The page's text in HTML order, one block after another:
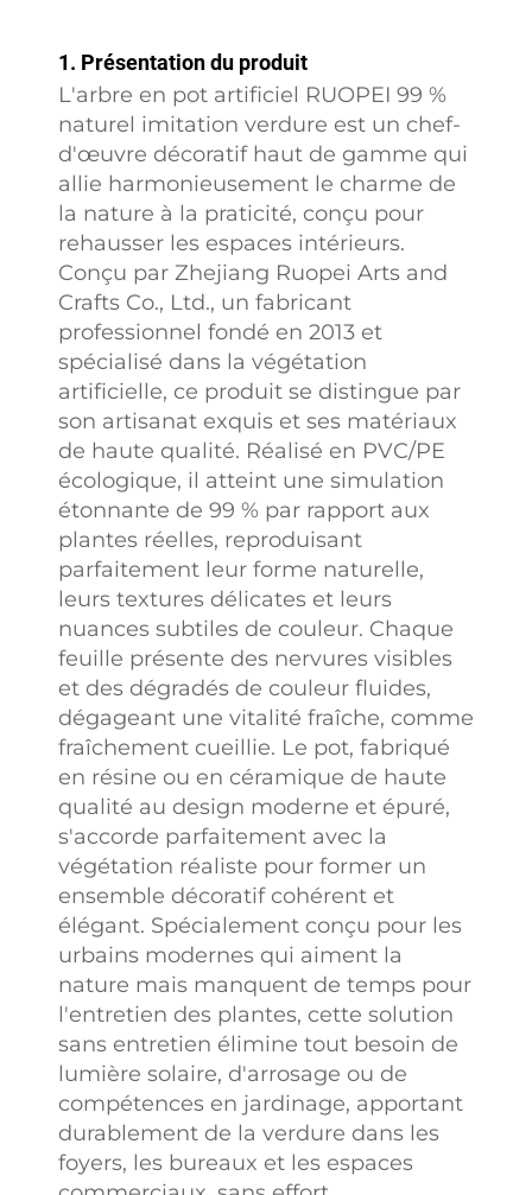
1. Présentation du produit
L'arbre en pot artificiel RUOPEI 99 %
naturel imitation verdure est un chef-
d'œuvre décoratif haut de gamme qui
allie harmonieusement le charme de
la nature à la praticité, conçu pour
rehausser les espaces intérieurs.
Conçu par Zhejiang Ruopei Arts and
Crafts Co., Ltd., un fabricant
professionnel fondé en 2013 et
spécialisé dans la végétation
artificielle, ce produit se distingue par
son artisanat exquis et ses matériaux
de haute qualité. Réalisé en PVC/PE
écologique, il atteint une simulation
étonnante de 99 % par rapport aux
plantes réelles, reproduisant
parfaitement leur forme naturelle,
leurs textures délicates et leurs
nuances subtiles de couleur. Chaque
feuille présente des nervures visibles
et des dégradés de couleur fluides,
dégageant une vitalité fraîche, comme
fraîchement cueillie. Le pot, fabriqué
en résine ou en céramique de haute
qualité au design moderne et épuré,
s'accorde parfaitement avec la
végétation réaliste pour former un
ensemble décoratif cohérent et
élégant. Spécialement conçu pour les
urbains modernes qui aiment la
nature mais manquent de temps pour
l'entretien des plantes, cette solution
sans entretien élimine tout besoin de
lumière solaire, d'arrosage ou de
compétences en jardinage, apportant
durablement de la verdure dans les
foyers, les bureaux et les espaces